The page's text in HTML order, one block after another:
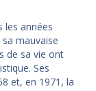
les années
mauvaise
de sa vie ont
Ses
et, en 1971, la